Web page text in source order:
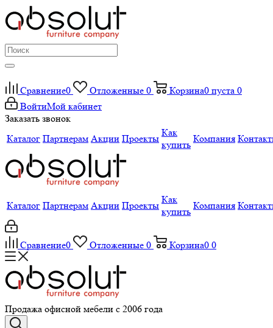
Сравнение0 Отложенные 0 Корзина0 пуста 0
ВойтиМой кабинет
Заказать звонок
Каталог Партнерам Акции Проекты
Как
купить
Компания
Каталог Партнерам Акции Проекты
Как
купить
Компания
Сравнение0 Отложенные 0 Корзина0 0
Продажа офисной мебели с 2006 года